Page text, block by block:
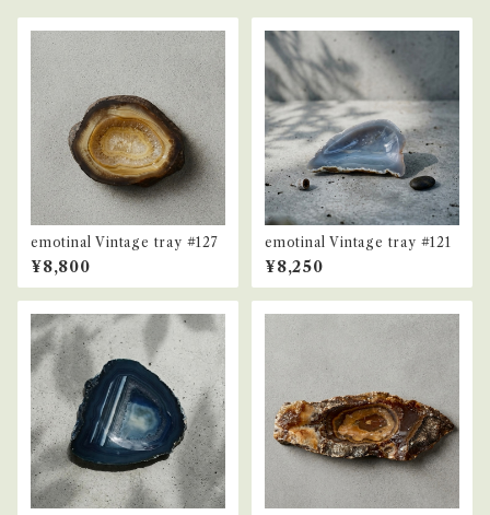
emotinal Vintage tray #127
¥8,800
emotinal Vintage tray #121
¥8,250